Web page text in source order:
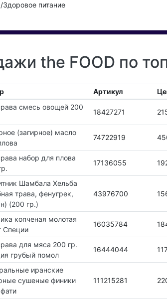
питание
the FOOD по
Артикул
смесь овощей 200
18427271
(загирное) масло
74722919
набор для плова
17136055
Шамбала Хельба
трава, фенугрек,
(200 гр.)
43976700
копченая молотая
Специи
16035784
для мяса 200 гр.
грубый помол
16444044
иранские
сушеные финики
111215281